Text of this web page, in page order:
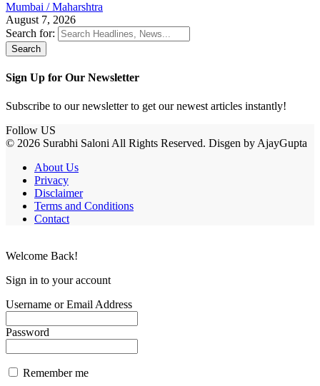
Mumbai / Maharshtra
August 7, 2026
Search for:
Sign Up for Our Newsletter
Subscribe to our newsletter to get our newest articles instantly!
Follow US
© 2026 Surabhi Saloni All Rights Reserved. Disgen by AjayGupta
About Us
Privacy
Disclaimer
Terms and Conditions
Contact
Welcome Back!
Sign in to your account
Username or Email Address
Password
Remember me